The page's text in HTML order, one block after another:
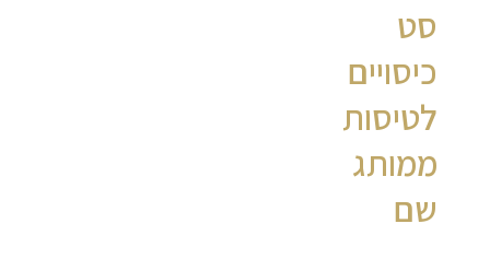
סט
כיסויים
לטיסות
ממותג
שם